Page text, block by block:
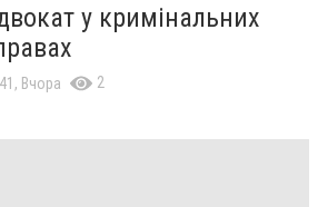
у кримінальних
Вчора 2